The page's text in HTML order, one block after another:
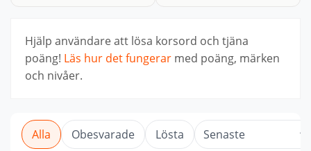
Hjälp användare att lösa korsord och tjäna
poäng! Läs hur det fungerar med poäng, märken
och nivåer.
Alla Obesvarade Lösta